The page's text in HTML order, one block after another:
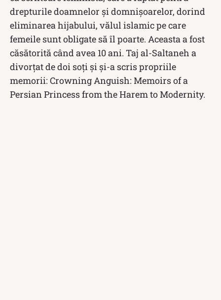
drepturile doamnelor și domnișoarelor, dorind
eliminarea hijabului, vălul islamic pe care
femeile sunt obligate să îl poarte. Aceasta a fost
căsătorită când avea 10 ani. Taj al-Saltaneh a
divorțat de doi soți și și-a scris propriile
memorii: Crowning Anguish: Memoirs of a
Persian Princess from the Harem to Modernity.